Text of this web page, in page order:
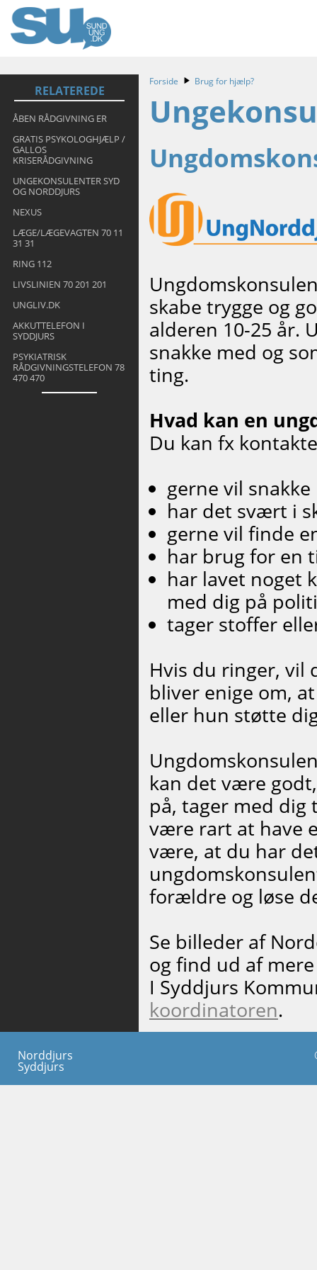
RELATEREDE
ÅBEN RÅDGIVNING ER
GRATIS PSYKOLOGHJÆLP /
GALLOS
KRISERÅDGIVNING
UNGEKONSULENTER SYD
OG NORDDJURS
NEXUS
LÆGE/LÆGEVAGTEN 70 11
31 31
RING 112
LIVSLINIEN 70 201 201
UNGLIV.DK
AKKUTTELEFON I
SYDDJURS
PSYKIATRISK
RÅDGIVNINGSTELEFON 78
470 470
Forside Brug for hjælp?
skabe trygge og
alderen 10-25 år.
snakke med og
ting.
Hvad kan en
Du kan fx
gerne vil
har det svært i
gerne vil finde
har brug for en
har lavet noget
med dig på
tager stoffer
Hvis du ringer, vil
bliver enige om,
eller hun støtte
kan det være
på, tager med dig
være rart at have
være, at du har
forældre og løse
Se billeder af
og find ud af
I Syddjurs
koordinatoren.
Norddjurs
Syddjurs